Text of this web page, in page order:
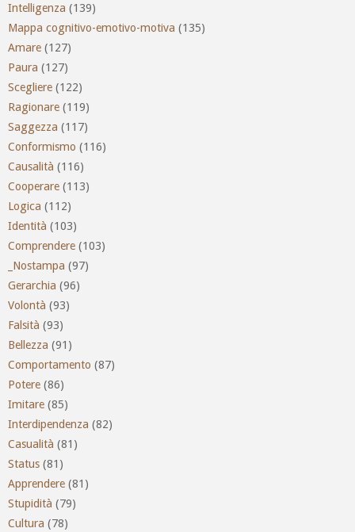
Intelligenza (139)
Mappa cognitivo-emotivo-motiva (135)
Amare (127)
Paura (127)
Scegliere (122)
Ragionare (119)
Saggezza (117)
Conformismo (116)
Causalità (116)
Cooperare (113)
Logica (112)
Identità (103)
Comprendere (103)
_Nostampa (97)
Gerarchia (96)
Volontà (93)
Falsità (93)
Bellezza (91)
Comportamento (87)
Potere (86)
Imitare (85)
Interdipendenza (82)
Casualità (81)
Status (81)
Apprendere (81)
Stupidità (79)
Cultura (78)